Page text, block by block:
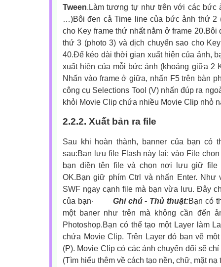
Tween.Làm tương tự như trên với các bức
…)Bôi đen cả Time line của bức ảnh thứ 2
cho Key frame thứ nhất nằm ở frame
thứ 3 (photo 3) và dịch chuyển sao cho
40.Để kéo dài thời gian xuất hiện của ảnh,
xuất hiện của mỗi bức ảnh (khoảng giữa 2
Nhấn vào frame ở giữa, nhấn F5 trên bàn
công cụ Selections Tool (V) nhấn đúp ra
khỏi Movie Clip chứa nhiều Movie Clip nhỏ
2.2.2. Xuất bản ra file
Sau khi hoàn thành, banner của bạn có
sau:Bạn lưu file Flash này lại: vào File
bạn điền tên file và chọn nơi lưu giữ file
OK.Bạn giữ phím Ctrl và nhấn Enter. Như
SWF ngay cạnh file mà bạn vừa lưu. Đây
của bạn· Ghi chú - Thủ thuật:Bạn có
một baner như trên mà không cần đến
Photoshop.Bạn có thể tạo một Layer làm
chứa Movie Clip. Trên Layer đó bạn vẽ
(P). Movie Clip có các ảnh chuyển đổi sẽ
(Tìm hiểu thêm về cách tạo nền, chữ, mặt nạ